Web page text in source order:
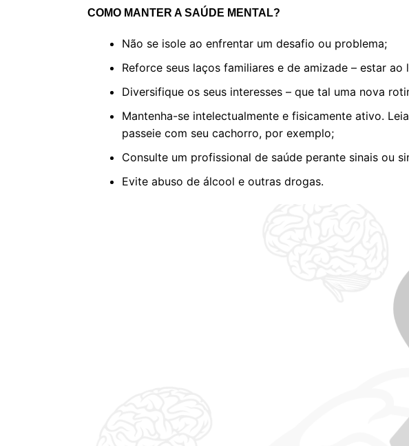
COMO MANTER A SAÚDE MENTAL?
Não se isole ao enfrentar um desafio ou problema;
Reforce seus laços familiares e de amizade – estar
Diversifique os seus interesses – que tal uma nova
Mantenha-se intelectualmente e fisicamente ativo.
passeie com seu cachorro, por exemplo;
Consulte um profissional de saúde perante sinais ou
Evite abuso de álcool e outras drogas.